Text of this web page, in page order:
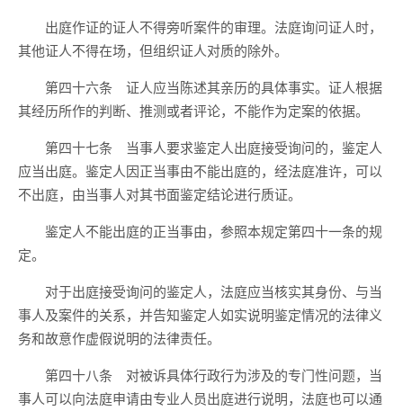
出庭作证的证人不得旁听案件的审理。法庭询问证人时，
其他证人不得在场，但组织证人对质的除外。
第四十六条 证人应当陈述其亲历的具体事实。证人根据
其经历所作的判断、推测或者评论，不能作为定案的依据。
第四十七条 当事人要求鉴定人出庭接受询问的，鉴定人
应当出庭。鉴定人因正当事由不能出庭的，经法庭准许，可以
不出庭，由当事人对其书面鉴定结论进行质证。
鉴定人不能出庭的正当事由，参照本规定第四十一条的规
定。
对于出庭接受询问的鉴定人，法庭应当核实其身份、与当
事人及案件的关系，并告知鉴定人如实说明鉴定情况的法律义
务和故意作虚假说明的法律责任。
第四十八条 对被诉具体行政行为涉及的专门性问题，当
事人可以向法庭申请由专业人员出庭进行说明，法庭也可以通